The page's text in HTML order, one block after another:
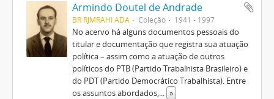
Armindo Doutel de Andrade
BR RJMRAHI ADA Coleção 1941 - 1997
No acervo há alguns documentos pessoais do
titular e documentação que registra sua atuação
política – assim como a atuação de outros
políticos do PTB (Partido Trabalhista Brasileiro) e
do PDT (Partido Democrático Trabalhista). Entre
os assuntos abordados,... »